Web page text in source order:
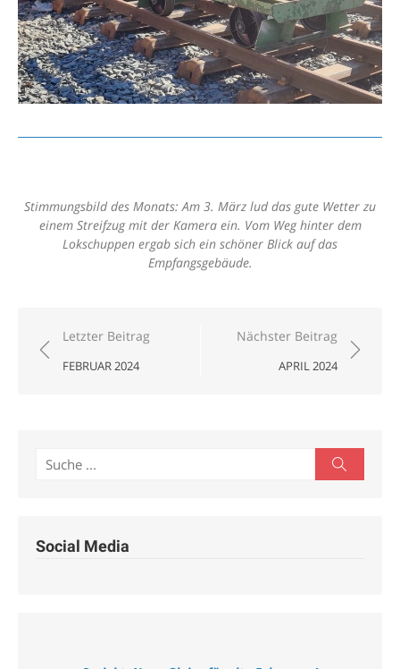
Stimmungsbild des Monats: Am 3. März lud das gute Wetter zu
einem Streifzug mit der Kamera ein. Vom Weg hinter dem
Lokschuppen ergab sich ein schöner Blick auf das
Empfangsgebäude.
Beitragsnavigation
Letzter Beitrag
FEBRUAR 2024
Nächster Beitrag
APRIL 2024
Search
Social Media